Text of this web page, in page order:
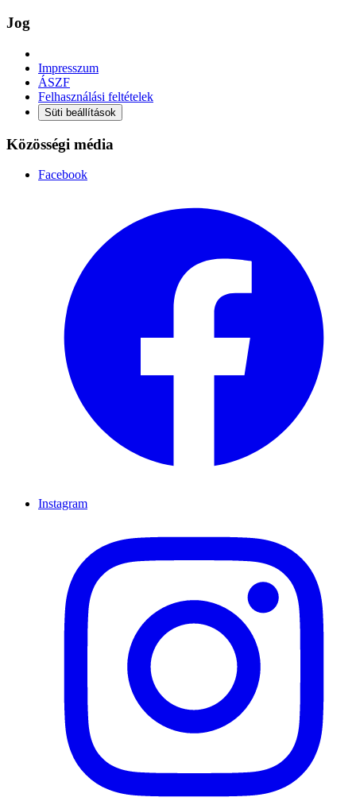
Jog
Impresszum
ÁSZF
Felhasználási feltételek
Süti beállítások
Közösségi média
Facebook
Instagram